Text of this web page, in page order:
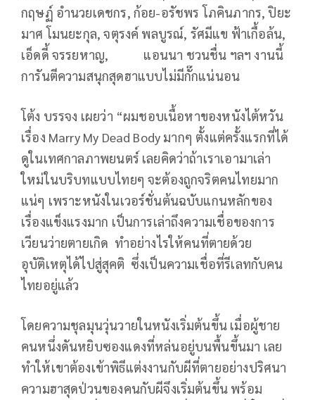
กฤษฏ์ อำนวยเดชกร, ก้อย-อรัชพร โภคินภากร, ปิยะ
มาศ โมนยะกุล, จตุรงค์ พลบูรณ์, รัศมีแข ฟ้าเกื้อล้น,
เอ็ดดี้ จรรยหาญ, แอนนา ชวนชื่น ฯลฯ งานนี้
การันตีความสนุกสุดฮาแบบไม่มีกั๊กแน่นอน
โต้ง บรรจง เผยว่า “ผมชอบเนื้อหาของหนังไต้หวัน
เรื่อง Marry My Dead Body มากๆ ตั้งแต่ครั้งแรกที่ได้
ดูในเทศกาลภาพยนตร์ เลยคิดว่าถ้าเราเอามาเล่า
ใหม่ในบริบทแบบไทยๆ จะต้องถูกจริตคนไทยมาก
แน่ๆ เพราะหนังในเวอร์ชั่นต้นฉบับแกนหลักของ
เรื่องแข็งแรงมาก เป็นการเล่าถึงความเชื่อของการ
เวียนว่ายตายเกิด ทำอย่างไรให้คนที่ตายด้วย
อุบัติเหตุได้ไปสู่สุคติ ซึ่งเป็นความเชื่อที่รีเลทกับคน
ไทยอยู่แล้ว
โดยความชุลมุนวุ่นวายในหนังเริ่มต้นขึ้น เมื่อผู้ชาย
คนหนึ่งดันหยิบซองแดงที่หล่นอยู่บนพื้นขึ้นมา เลย
ทำให้เขาต้องเข้าพิธีแต่งงานกับผีที่ตายอย่างปริศนา
ความฮาสุดป่วนของคนกับผีจึงเริ่มต้นขึ้น พร้อม